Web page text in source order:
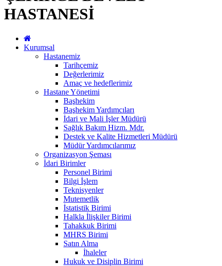
HASTANESİ
Kurumsal
Hastanemiz
Tarihçemiz
Değerlerimiz
Amaç ve hedeflerimiz
Hastane Yönetimi
Başhekim
Başhekim Yardımcıları
İdari ve Mali İşler Müdürü
Sağlık Bakım Hizm. Mdr.
Destek ve Kalite Hizmetleri Müdürü
Müdür Yardımcılarımız
Organizasyon Şeması
İdari Birimler
Personel Birimi
Bilgi İşlem
Teknisyenler
Mutemetlik
İstatistik Birimi
Halkla İlişkiler Birimi
Tahakkuk Birimi
MHRS Birimi
Satın Alma
İhaleler
Hukuk ve Disiplin Birimi